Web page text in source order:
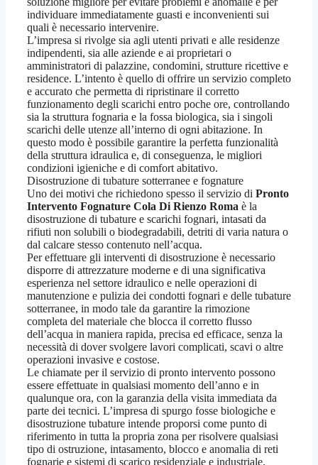
individuare immediatamente guasti e inconvenienti sui
quali è necessario intervenire.
L’impresa si rivolge sia agli utenti privati e alle residenze
indipendenti, sia alle aziende e ai proprietari o
amministratori di palazzine, condomini, strutture ricettive e
residence. L’intento è quello di offrire un servizio completo
e accurato che permetta di ripristinare il corretto
funzionamento degli scarichi entro poche ore, controllando
sia la struttura fognaria e la fossa biologica, sia i singoli
scarichi delle utenze all’interno di ogni abitazione. In
questo modo è possibile garantire la perfetta funzionalità
della struttura idraulica e, di conseguenza, le migliori
condizioni igieniche e di comfort abitativo.
Disostruzione di tubature sotterranee e fognature
Uno dei motivi che richiedono spesso il servizio di Pronto
Intervento Fognature Cola Di Rienzo Roma è la
disostruzione di tubature e scarichi fognari, intasati da
rifiuti non solubili o biodegradabili, detriti di varia natura o
dal calcare stesso contenuto nell’acqua.
Per effettuare gli interventi di disostruzione è necessario
disporre di attrezzature moderne e di una significativa
esperienza nel settore idraulico e nelle operazioni di
manutenzione e pulizia dei condotti fognari e delle tubature
sotterranee, in modo tale da garantire la rimozione
completa del materiale che blocca il corretto flusso
dell’acqua in maniera rapida, precisa ed efficace, senza la
necessità di dover svolgere lavori complicati, scavi o altre
operazioni invasive e costose.
Le chiamate per il servizio di pronto intervento possono
essere effettuate in qualsiasi momento dell’anno e in
qualunque ora, con la garanzia della visita immediata da
parte dei tecnici. L’impresa di spurgo fosse biologiche e
disostruzione tubature intende proporsi come punto di
riferimento in tutta la propria zona per risolvere qualsiasi
tipo di ostruzione, intasamento, blocco e anomalia di reti
fognarie e sistemi di scarico residenziale e industriale.